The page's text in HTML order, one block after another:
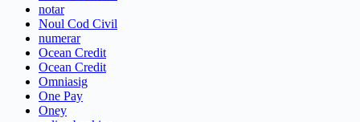
notar
Noul Cod Civil
numerar
Ocean Credit
Ocean Credit
Omniasig
One Pay
Oney